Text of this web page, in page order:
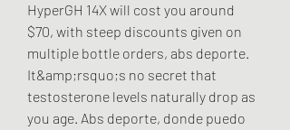
HyperGH 14X will cost you around
$70, with steep discounts given on
multiple bottle orders, abs deporte.
It&amp;rsquo;s no secret that
testosterone levels naturally drop as
you age. Abs deporte, donde puedo